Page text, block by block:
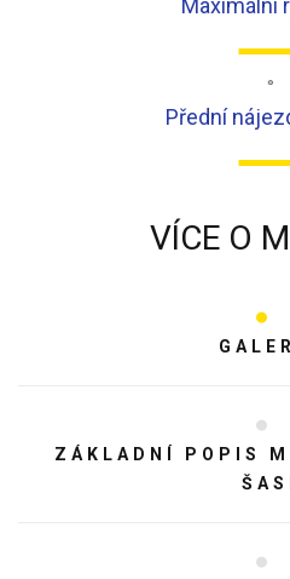
Maximální
°
Přední
VÍCE O
ZÁKLADNÍ POPIS
ŠASI